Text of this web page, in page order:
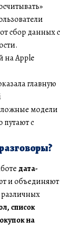
сбор данных с
на Apple
главную
модели
путают с
дата-
и объединяют
список
на